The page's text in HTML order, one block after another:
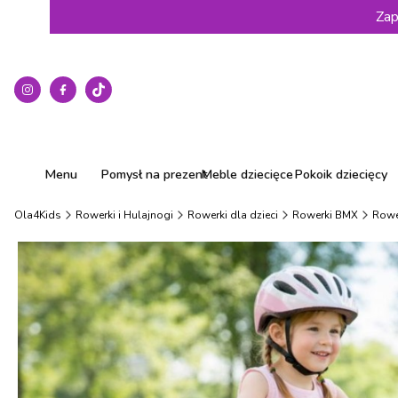
Menu Pomysł na prezentMeble dziecięcePokoik dziecięcy
Ola4Kids Rowerki i Hulajnogi Rowerki dla dzieci Rowerki BMX